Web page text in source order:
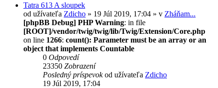
Tatra 613 A sloupek
od užívateľa Zdicho » 19 Júl 2019, 17:04 » v Zháňam...
[phpBB Debug] PHP Warning: in file
[ROOT]/vendor/twig/twig/lib/Twig/Extension/Core.php
on line 1266: count(): Parameter must be an array or an
object that implements Countable
0 Odpovedí
23350 Zobrazení
Posledný príspevokod užívateľa Zdicho
19 Júl 2019, 17:04